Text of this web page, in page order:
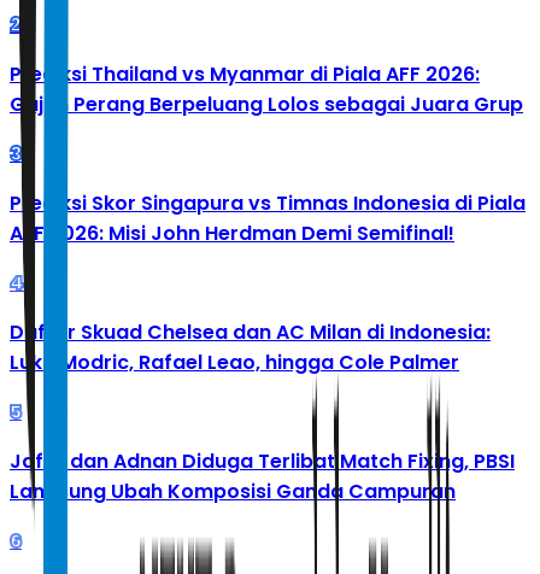
2
Prediksi Thailand vs Myanmar di Piala AFF 2026:
Gajah Perang Berpeluang Lolos sebagai Juara Grup
3
Prediksi Skor Singapura vs Timnas Indonesia di Piala
AFF 2026: Misi John Herdman Demi Semifinal!
4
Daftar Skuad Chelsea dan AC Milan di Indonesia:
Luka Modric, Rafael Leao, hingga Cole Palmer
5
Jafar dan Adnan Diduga Terlibat Match Fixing, PBSI
Langsung Ubah Komposisi Ganda Campuran
6